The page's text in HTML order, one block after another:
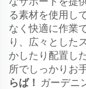
る素材を使用し
なく快適に作業
り、広々とした
かしたり配置し
所でしっかりお
らば！
ガーデニ